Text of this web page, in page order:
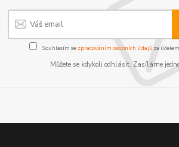
Souhlasím se zpracováním osobních údajůza
Můžete se kdykoli odhlásit. Zasíláme